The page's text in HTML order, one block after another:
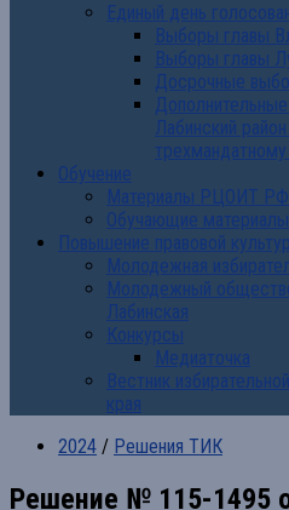
Единый день
Выборы главы
Выборы главы
Досрочные
Лабинский
Обучение
Материалы РЦОИТ РФ
Обучающие материалы
Повышение правовой
Молодежная
Молодежный
Лабинская
Конкурсы
Медиаточка
Вестник
края
2024 / Решения ТИК
Решение № 115-1495